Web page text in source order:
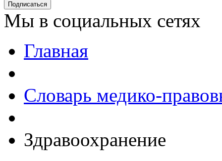
Подписаться
Мы в социальных сетях
Главная
Словарь медико-
Здравоохранение